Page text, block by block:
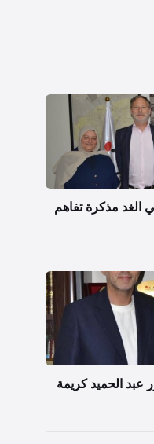
الغد مذكرة تفاهم
عبد الحميد كريمة